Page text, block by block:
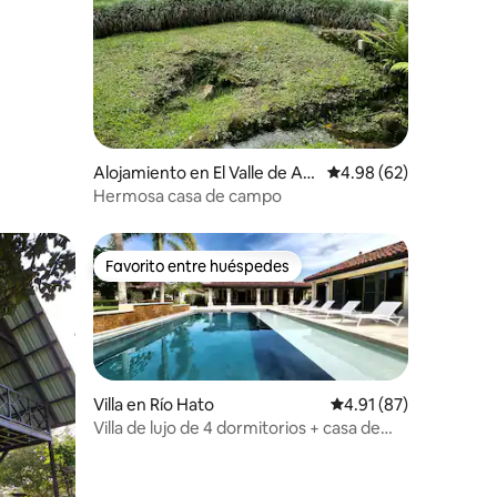
Alojamiento en El Valle de An
tón
Calificación
4.98 (62)
Hermosa casa de campo
Favorito entre huéspedes
Favorito entre huéspedes
Villa en Río Hato Calificación
4.91 (87)
Villa de lujo de 4 dormitorios + casa de